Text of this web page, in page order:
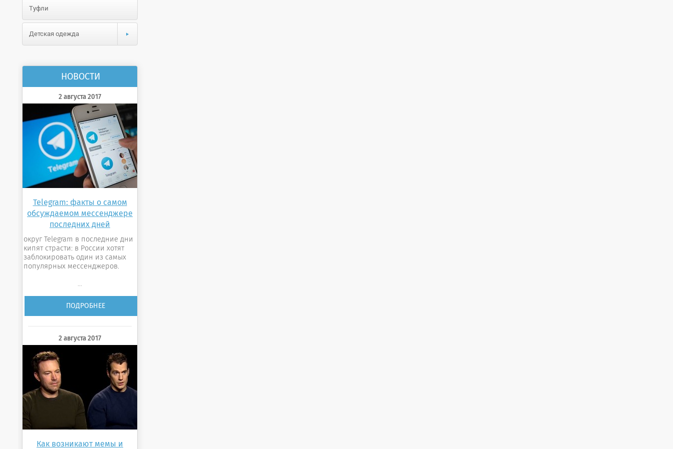
Туфли
Детская одежда
НОВОСТИ
2 августа 2017
Telegram: факты о самом
обсуждаемом мессенджере
последних дней
округ Telegram в последние дни
кипят страсти: в России хотят
заблокировать один из самых
популярных мессенджеров.
...
ПОДРОБНЕЕ
2 августа 2017
Как возникают мемы и